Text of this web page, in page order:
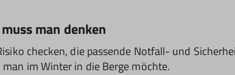
man denken
checken, die passende Notfall- und
im Winter in die Berge möchte.